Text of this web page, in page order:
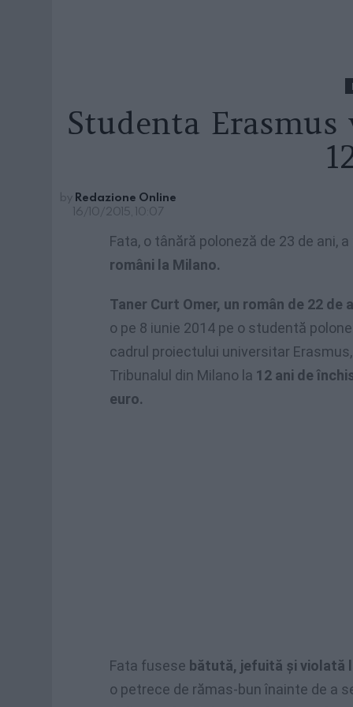
Studenta
by Redazione Online
16/10/2015, 10:07
Fata, o tânără poloneză de 23 de ani,
români la Milano.
Taner Curt Omer, un român de 22 de
o pe 8 iunie 2014 pe o studentă
cadrul proiectului universitar
Tribunalul din Milano la 12 ani de
euro.
Fata fusese bătută, jefuită şi violată
o petrece de rămas-bun înainte de a